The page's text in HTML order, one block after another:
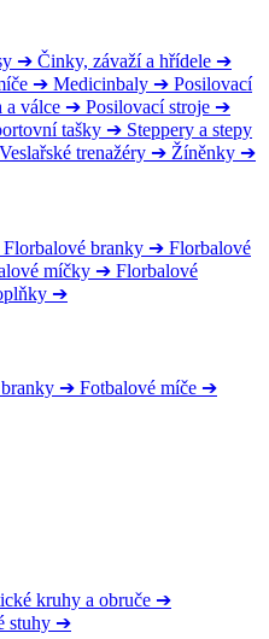
➔ Činky, závaží a hřídele ➔
➔ Medicinbaly ➔ Posilovací
a válce ➔ Posilovací stroje ➔
tašky ➔ Steppery a stepy
Veslařské trenažéry ➔ Žíněnky ➔
Florbalové branky ➔ Florbalové
míčky ➔ Florbalové
➔
➔ Fotbalové míče ➔
kruhy a obruče ➔
stuhy ➔